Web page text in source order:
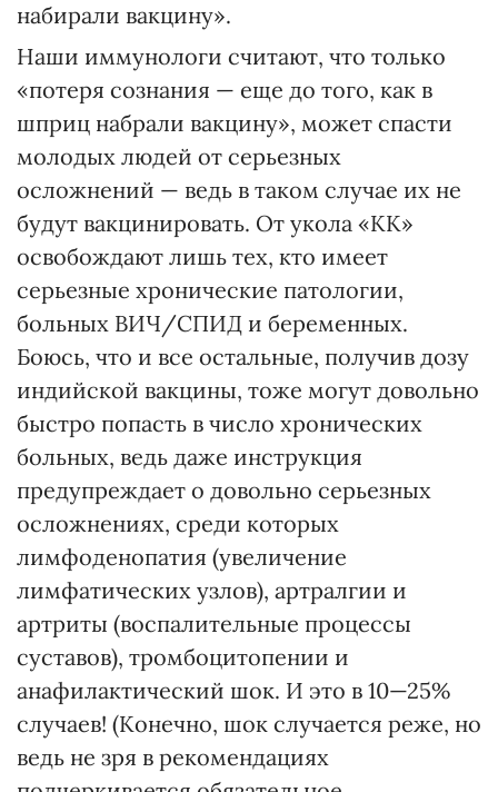
набирали вакцину».
Наши иммунологи считают, что только
«потеря сознания — еще до того, как в
шприц набрали вакцину», может спасти
молодых людей от серьезных
осложнений — ведь в таком случае их не
будут вакцинировать. От укола «КК»
освобождают лишь тех, кто имеет
серьезные хронические патологии,
больных ВИЧ/СПИД и беременных.
Боюсь, что и все остальные, получив дозу
индийской вакцины, тоже могут довольно
быстро попасть в число хронических
больных, ведь даже инструкция
предупреждает о довольно серьезных
осложнениях, среди которых
лимфоденопатия (увеличение
лимфатических узлов), артралгии и
артриты (воспалительные процессы
суставов), тромбоцитопении и
анафилактический шок. И это в 10—25%
случаев! (Конечно, шок случается реже, но
ведь не зря в рекомендациях